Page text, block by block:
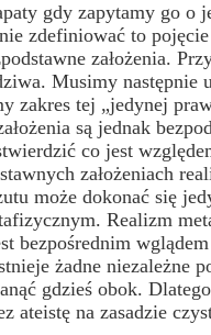
gdy zapytamy go o
zdefiniować to
założenia.
Musimy następnie
zakres tej „jedynej
są jednak
co jest
założeniach
może dokonać się
Realizm
bezpośrednim
żadne niezależne
gdzieś obok.
ateistę na zasadzie